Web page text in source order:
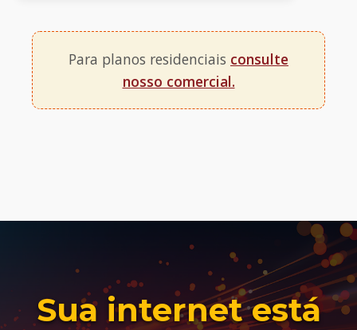
Para planos residenciais consulte
nosso comercial.
Sua internet está